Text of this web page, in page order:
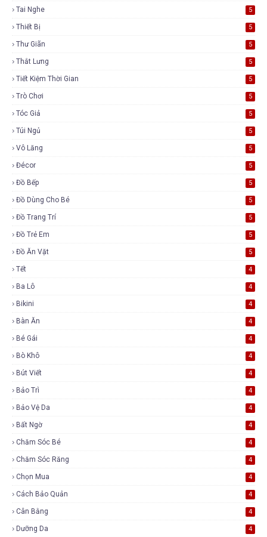
Tai Nghe 5
Thiết Bị 5
Thư Giãn 5
Thắt Lưng 5
Tiết Kiệm Thời Gian 5
Trò Chơi 5
Tóc Giả 5
Túi Ngủ 5
Vô Lăng 5
Đécor 5
Đồ Bếp 5
Đồ Dùng Cho Bé 5
Đồ Trang Trí 5
Đồ Trẻ Em 5
Đồ Ăn Vặt 5
Tết 4
Ba Lô 4
Bikini 4
Bàn Ăn 4
Bé Gái 4
Bò Khô 4
Bút Viết 4
Bảo Trì 4
Bảo Vệ Da 4
Bất Ngờ 4
Chăm Sóc Bé 4
Chăm Sóc Răng 4
Chọn Mua 4
Cách Bảo Quản 4
Cân Bằng 4
Dưỡng Da 4